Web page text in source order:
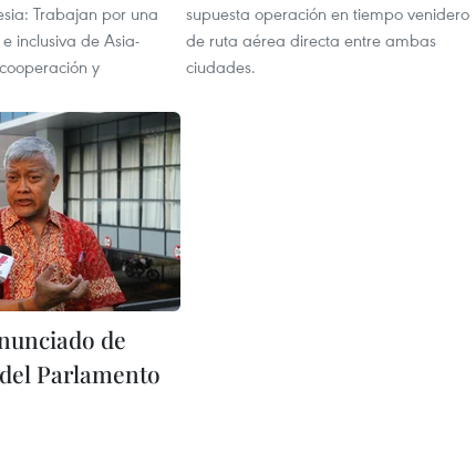
Trabajan por una
inclusiva de Asia-
y
supuesta operación en tiempo venidero
de ruta aérea directa entre ambas
ciudades.
de
Parlamento